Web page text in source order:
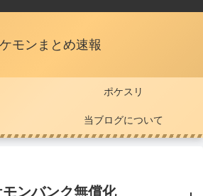
モンまとめ速報
ポケスリ
当ブログについて
モンバンク無償化